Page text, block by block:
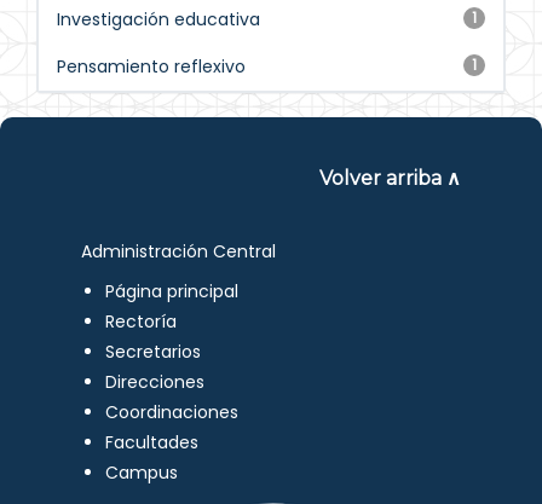
1
Investigación educativa
1
Pensamiento reflexivo
Volver arriba ∧
Administración Central
Página principal
Rectoría
Secretarios
Direcciones
Coordinaciones
Facultades
Campus